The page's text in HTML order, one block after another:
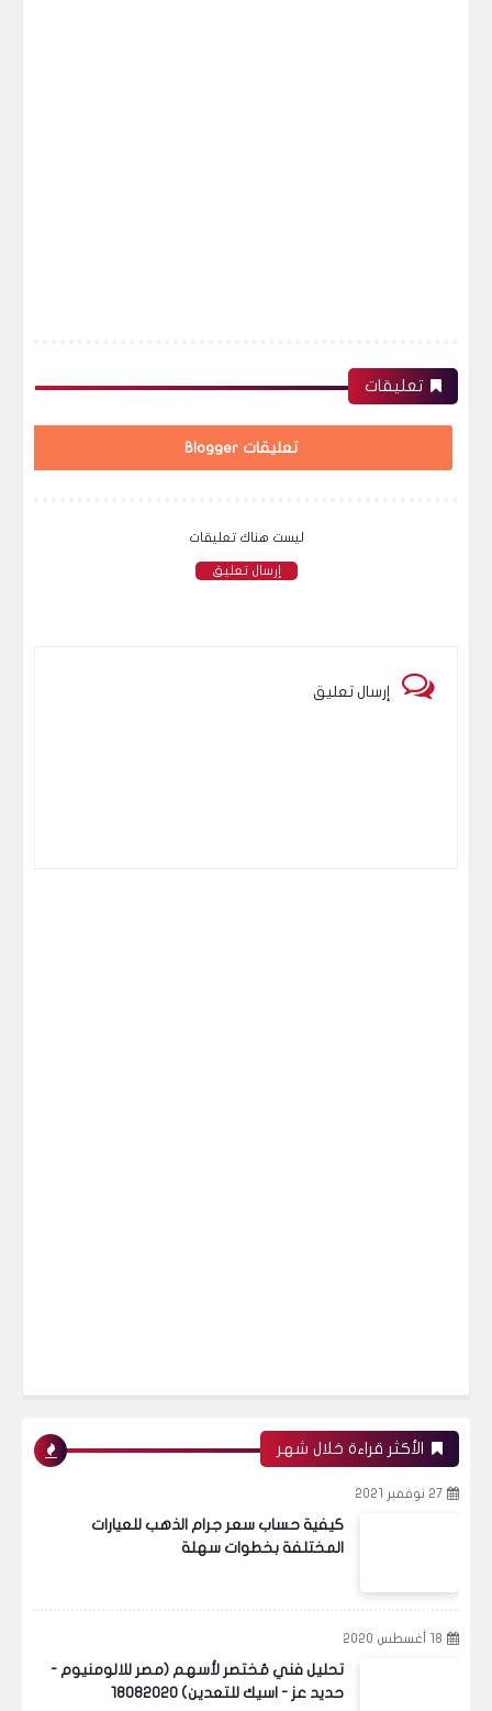
تعليقات
تعليقات Blogger
ليست هناك تعليقات
إرسال تعليق
إرسال تعليق
الأكثر قراءة خلال شهر
27 نوفمبر 2021
كيفية حساب سعر جرام الذهب للعيارات
المختلفة بخطوات سهلة
18 أغسطس 2020
تحليل فني مُختصر لأسهم (مصر للالومنيوم -
حديد عز - اسيك للتعدين) 18082020